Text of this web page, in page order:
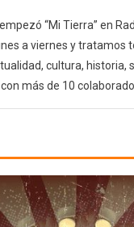
“Mi Tierra” en
a viernes y tratamos
cultura,
más de 10